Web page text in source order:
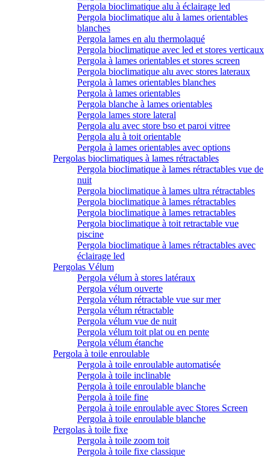
Pergola bioclimatique alu à éclairage led
Pergola bioclimatique alu à lames orientables
blanches
Pergola lames en alu thermolaqué
Pergola bioclimatique avec led et stores verticaux
Pergola à lames orientables et stores screen
Pergola bioclimatique alu avec stores lateraux
Pergola à lames orientables blanches
Pergola à lames orientables
Pergola blanche à lames orientables
Pergola lames store lateral
Pergola alu avec store bso et paroi vitree
Pergola alu à toit orientable
Pergola à lames orientables avec options
Pergolas bioclimatiques à lames rétractables
Pergola bioclimatique à lames rétractables vue de
nuit
Pergola bioclimatique à lames ultra rétractables
Pergola bioclimatique à lames rétractables
Pergola bioclimatique à lames retractables
Pergola bioclimatique à toit retractable vue
piscine
Pergola bioclimatique à lames rétractables avec
éclairage led
Pergolas Vélum
Pergola vélum à stores latéraux
Pergola vélum ouverte
Pergola vélum rétractable vue sur mer
Pergola vélum rétractable
Pergola vélum vue de nuit
Pergola vélum toit plat ou en pente
Pergola vélum étanche
Pergola à toile enroulable
Pergola à toile enroulable automatisée
Pergola à toile inclinable
Pergola à toile enroulable blanche
Pergola à toile fine
Pergola à toile enroulable avec Stores Screen
Pergola à toile enroulable blanche
Pergolas à toile fixe
Pergola à toile zoom toit
Pergola à toile fixe classique